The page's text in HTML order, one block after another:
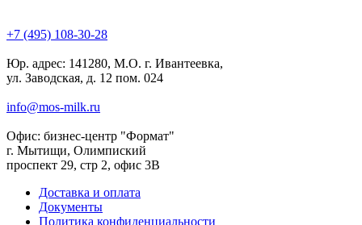
+7 (495) 108-30-28
Юр. адрес: 141280, М.О. г. Ивантеевка,
ул. Заводская, д. 12 пом. 024
info@mos-milk.ru
Офис: бизнес-центр "Формат"
г. Мытищи, Олимпиский
проспект 29, стр 2, офис 3B
Доставка и оплата
Документы
Политика конфиденциальности